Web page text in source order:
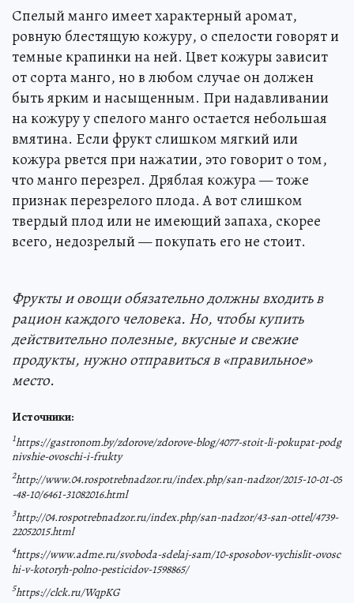
Спелый манго имеет характерный аромат,
ровную блестящую кожуру, о спелости говорят и
темные крапинки на ней. Цвет кожуры зависит
от сорта манго, но в любом случае он должен
быть ярким и насыщенным. При надавливании
на кожуру у спелого манго остается небольшая
вмятина. Если фрукт слишком мягкий или
кожура рвется при нажатии, это говорит о том,
что манго перезрел. Дряблая кожура — тоже
признак перезрелого плода. А вот слишком
твердый плод или не имеющий запаха, скорее
всего, недозрелый — покупать его не стоит.
Фрукты и овощи обязательно должны входить в
рацион каждого человека. Но, чтобы купить
действительно полезные, вкусные и свежие
продукты, нужно отправиться в «правильное»
место.
Источники:
1https://gastronom.by/zdorove/zdorove-blog/4077-stoit-li-pokupat-podg
nivshie-ovoschi-i-frukty
2http://www.04.rospotrebnadzor.ru/index.php/san-nadzor/2015-10-01-05
-48-10/6461-31082016.html
3http://04.rospotrebnadzor.ru/index.php/san-nadzor/43-san-ottel/4739-
22052015.html
4https://www.adme.ru/svoboda-sdelaj-sam/10-sposobov-vychislit-ovosc
hi-v-kotoryh-polno-pesticidov-1598865/
5https://clck.ru/WqpKG